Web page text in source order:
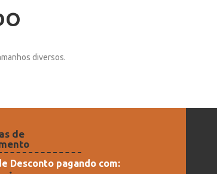
diversos.
de
Desconto pagando com: